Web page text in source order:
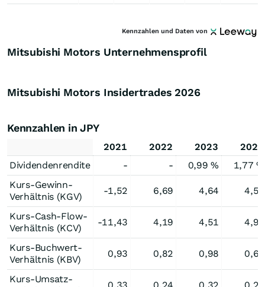
Kennzahlen und Daten von
Mitsubishi Motors Unternehmensprofil
Mitsubishi Motors Insidertrades 2026
Kennzahlen in JPY
2021 2022 2023
2024
Dividendenrendite
- - 0,99 %
1,77 %
Kurs-Gewinn-
Verhältnis (KGV)
-1,52 6,69 4,64 4,52
Kurs-Cash-Flow-
Verhältnis (KCV)
-11,43 4,19 4,51 4,96
Kurs-Buchwert-
Verhältnis (KBV)
0,93 0,82 0,98 0,69
Kurs-Umsatz-